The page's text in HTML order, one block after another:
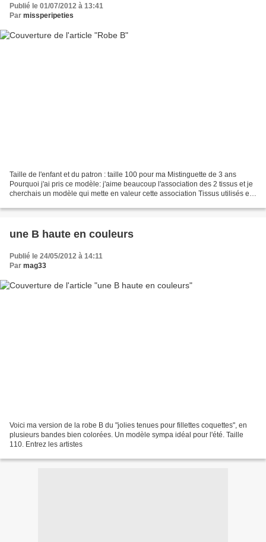
Publié le 01/07/2012 à 13:41
Par missperipeties
Taille de l'enfant et du patron : taille 100 pour ma Mistinguette de 3 ans
Pourquoi j'ai pris ce modèle: j'aime beaucoup l'association des 2 tissus et je
cherchais un modèle qui mette en valeur cette association Tissus utilisés et
une B haute en couleurs
Publié le 24/05/2012 à 14:11
Par mag33
Voici ma version de la robe B du "jolies tenues pour fillettes coquettes", en
plusieurs bandes bien colorées. Un modèle sympa idéal pour l'été. Taille
110. Entrez les artistes